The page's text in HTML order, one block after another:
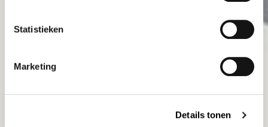
Statistieken
Marketing
Details tonen